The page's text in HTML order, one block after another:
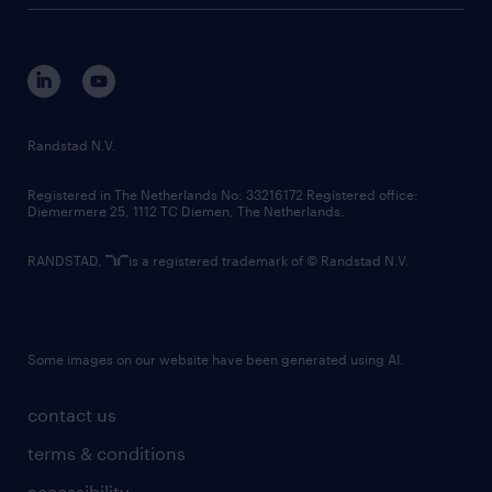
corporate governance
randstad innovation fund
country websites
contact us
terms & conditions
Randstad N.V.
Registered in The Netherlands No: 33216172 Registered office:
Diemermere 25, 1112 TC Diemen, The Netherlands.
RANDSTAD, is a registered trademark of © Randstad N.V.
Some images on our website have been generated using AI.